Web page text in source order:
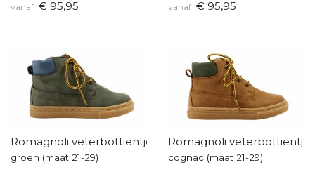
vanaf € 95,95 vanaf € 95,95
Romagnoli veterbottientje
groen (maat 21-29)
Romagnoli veterbottientje
cognac (maat 21-29)